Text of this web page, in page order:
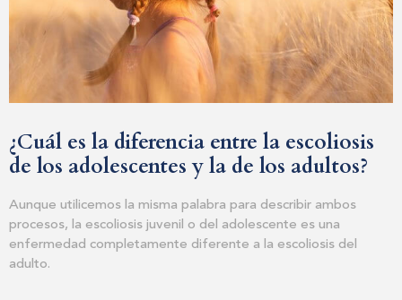
¿Cuál es la diferencia entre la escoliosis
de los adolescentes y la de los adultos?
Aunque utilicemos la misma palabra para describir ambos
procesos, la escoliosis juvenil o del adolescente es una
enfermedad completamente diferente a la escoliosis del
adulto.